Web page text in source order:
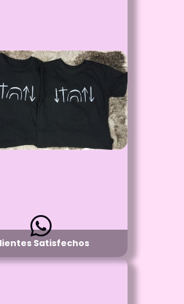
Satisfechos
Satisfechos
Detalle:
tus Ideas realidad
- Cojines - Gorras -
- Estampados - etc